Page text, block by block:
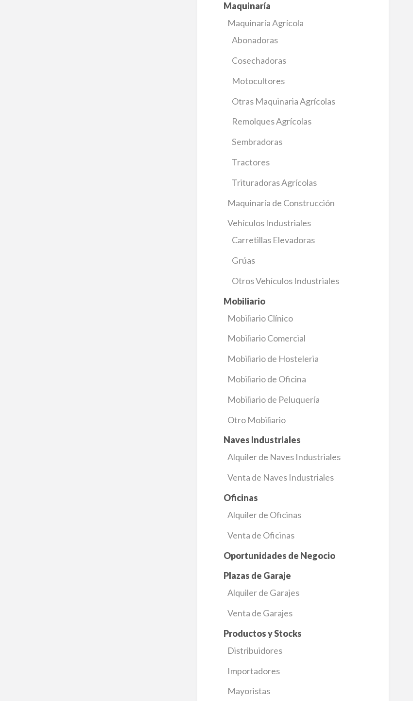
Maquinaría
Maquinaría Agrícola
Abonadoras
Cosechadoras
Motocultores
Otras Maquinaria Agrícolas
Remolques Agrícolas
Sembradoras
Tractores
Trituradoras Agrícolas
Maquinaría de Construcción
Vehículos Industriales
Carretillas Elevadoras
Grúas
Otros Vehículos Industriales
Mobiliario
Mobiliario Clínico
Mobiliario Comercial
Mobiliario de Hosteleria
Mobiliario de Oficina
Mobiliario de Peluquería
Otro Mobiliario
Naves Industriales
Alquiler de Naves Industriales
Venta de Naves Industriales
Oficinas
Alquiler de Oficinas
Venta de Oficinas
Oportunidades de Negocio
Plazas de Garaje
Alquiler de Garajes
Venta de Garajes
Productos y Stocks
Distribuidores
Importadores
Mayoristas